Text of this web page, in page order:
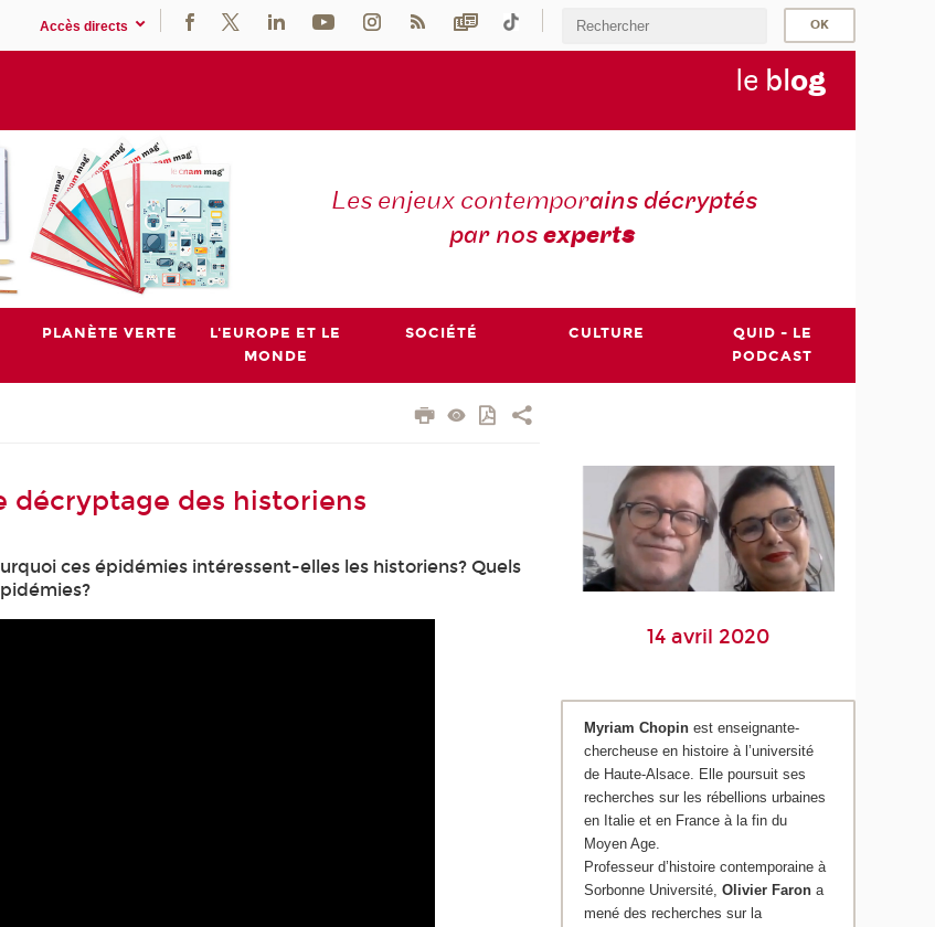
Accès directs
le blog
Les enjeux contemporains décryptés
par nosexperts
PLANÈTE VERTE
L'EUROPE ET LE
MONDE
SOCIÉTÉ CULTURE
QUID - LE
PODCAST
décryptage des historiens
ces épidémies intéressent-elles les historiens? Quels
14 avril 2020
Myriam Chopin est enseignante-
chercheuse en histoire à l’université
de Haute-Alsace. Elle poursuit ses
recherches sur les rébellions urbaines
en Italie et en France à la fin du
Moyen Age.
Professeur d’histoire contemporaine à
Sorbonne Université, Olivier Faron a
mené des recherches sur la